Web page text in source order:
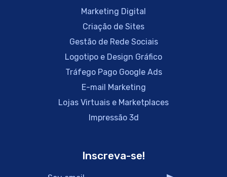
Marketing Digital
Criação de Sites
Gestão de Rede Sociais
Logotipo e Design Gráfico
Tráfego Pago Google Ads
E-mail Marketing
Lojas Virtuais e Marketplaces
Impressão 3d
Inscreva-se!